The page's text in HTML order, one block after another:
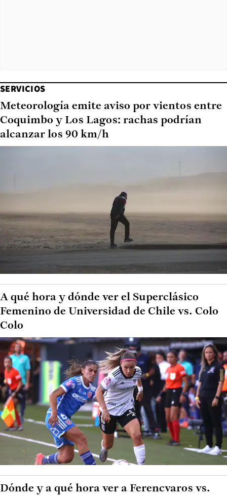
SERVICIOS
Meteorología emite aviso por vientos entre
Coquimbo y Los Lagos: rachas podrían
alcanzar los 90 km/h
A qué hora y dónde ver el Superclásico
Femenino de Universidad de Chile vs. Colo
Colo
Dónde y a qué hora ver a Ferencvaros vs.